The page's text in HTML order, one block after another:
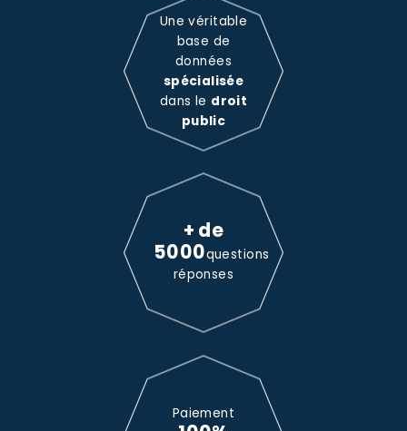
Une véritable
base de
données
spécialisée
dans le droit
public
+ de
5000questions
réponses
Paiement